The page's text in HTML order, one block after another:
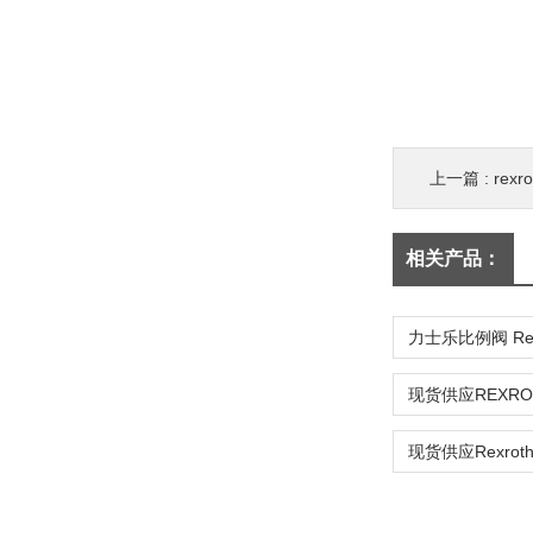
上一篇 :
相关产品：
力士乐比例阀